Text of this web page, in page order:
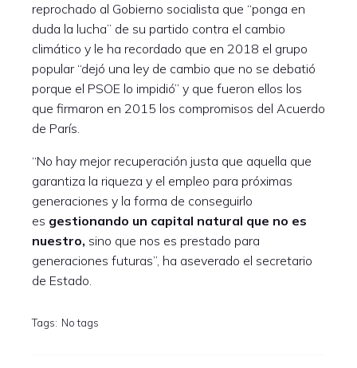
reprochado al Gobierno socialista que “ponga en
duda la lucha” de su partido contra el cambio
climático y le ha recordado que en 2018 el grupo
popular “dejó una ley de cambio que no se debatió
porque el PSOE lo impidió” y que fueron ellos los
que firmaron en 2015 los compromisos del Acuerdo
de París.
“No hay mejor recuperación justa que aquella que
garantiza la riqueza y el empleo para próximas
generaciones y la forma de conseguirlo
es gestionando un capital natural que no es
nuestro, sino que nos es prestado para
generaciones futuras”, ha aseverado el secretario
de Estado.
Tags: No tags